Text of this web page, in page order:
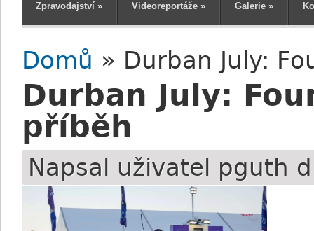
Zpravodajství » Videoreportáže » Galerie »
Jste zde
Domů » Durban July:
Durban July:
příběh
Napsal uživatel pguth